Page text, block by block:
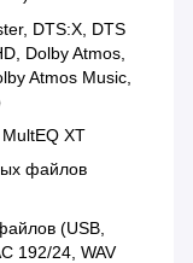
DTS:X, DTS
Dolby Atmos,
Atmos Music,
XT
файлов
(USB,
192/24, WAV